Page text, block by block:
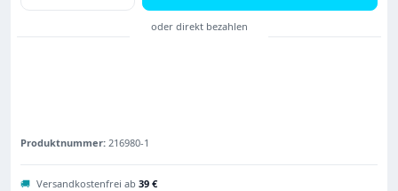
Produktnummer: 216980-1
🚚 Versandkostenfrei ab 39 €